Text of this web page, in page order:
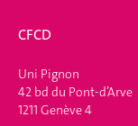
CFCD
Uni Pignon
42 bd du Pont-d’Arve
1211 Genève 4